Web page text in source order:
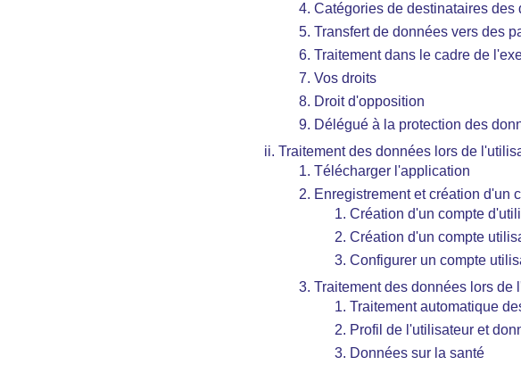
Catégories de destinataires des
Transfert de données vers des
Traitement dans le cadre de
Vos droits
Droit d'opposition
Délégué à la protection des
Traitement des données lors de
Télécharger l'application
Enregistrement et création d'un
Création d'un compte
Création d'un compte
Configurer un compte
Traitement des données lors de
Traitement automatique
Profil de l'utilisateur et
Données sur la santé